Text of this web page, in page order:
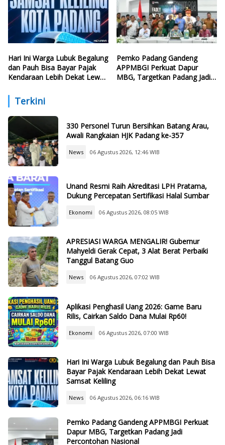
Hari Ini Warga Lubuk Begalung
dan Pauh Bisa Bayar Pajak
Kendaraan Lebih Dekat Lewat
Pemko Padang Gandeng
APPMBGI Perkuat Dapur
MBG, Targetkan Padang Jadi
Terkini
330 Personel Turun Bersihkan Batang Arau,
Awali Rangkaian HJK Padang ke-357
News 06 Agustus 2026, 12:46 WIB
Unand Resmi Raih Akreditasi LPH Pratama,
Dukung Percepatan Sertifikasi Halal Sumbar
Ekonomi 06 Agustus 2026, 08:05 WIB
APRESIASI WARGA MENGALIR! Gubernur
Mahyeldi Gerak Cepat, 3 Alat Berat Perbaiki
Tanggul Batang Guo
News 06 Agustus 2026, 07:02 WIB
Aplikasi Penghasil Uang 2026: Game Baru
Rilis, Cairkan Saldo Dana Mulai Rp60!
Ekonomi 06 Agustus 2026, 07:00 WIB
Hari Ini Warga Lubuk Begalung dan Pauh Bisa
Bayar Pajak Kendaraan Lebih Dekat Lewat
Samsat Keliling
News 06 Agustus 2026, 06:16 WIB
Pemko Padang Gandeng APPMBGI Perkuat
Dapur MBG, Targetkan Padang Jadi
Percontohan Nasional